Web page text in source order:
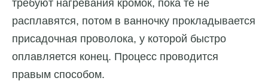
требуют нагревания кромок, пока те не
расплавятся, потом в ванночку прокладывается
присадочная проволока, у которой быстро
оплавляется конец. Процесс проводится
правым способом.